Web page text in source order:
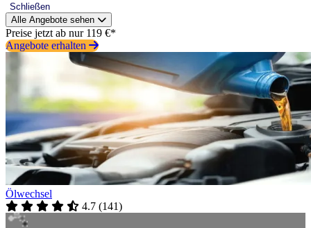
Schließen
Alle Angebote sehen
Preise jetzt ab nur 119 €*
Angebote erhalten
Ölwechsel
4.7 (141)